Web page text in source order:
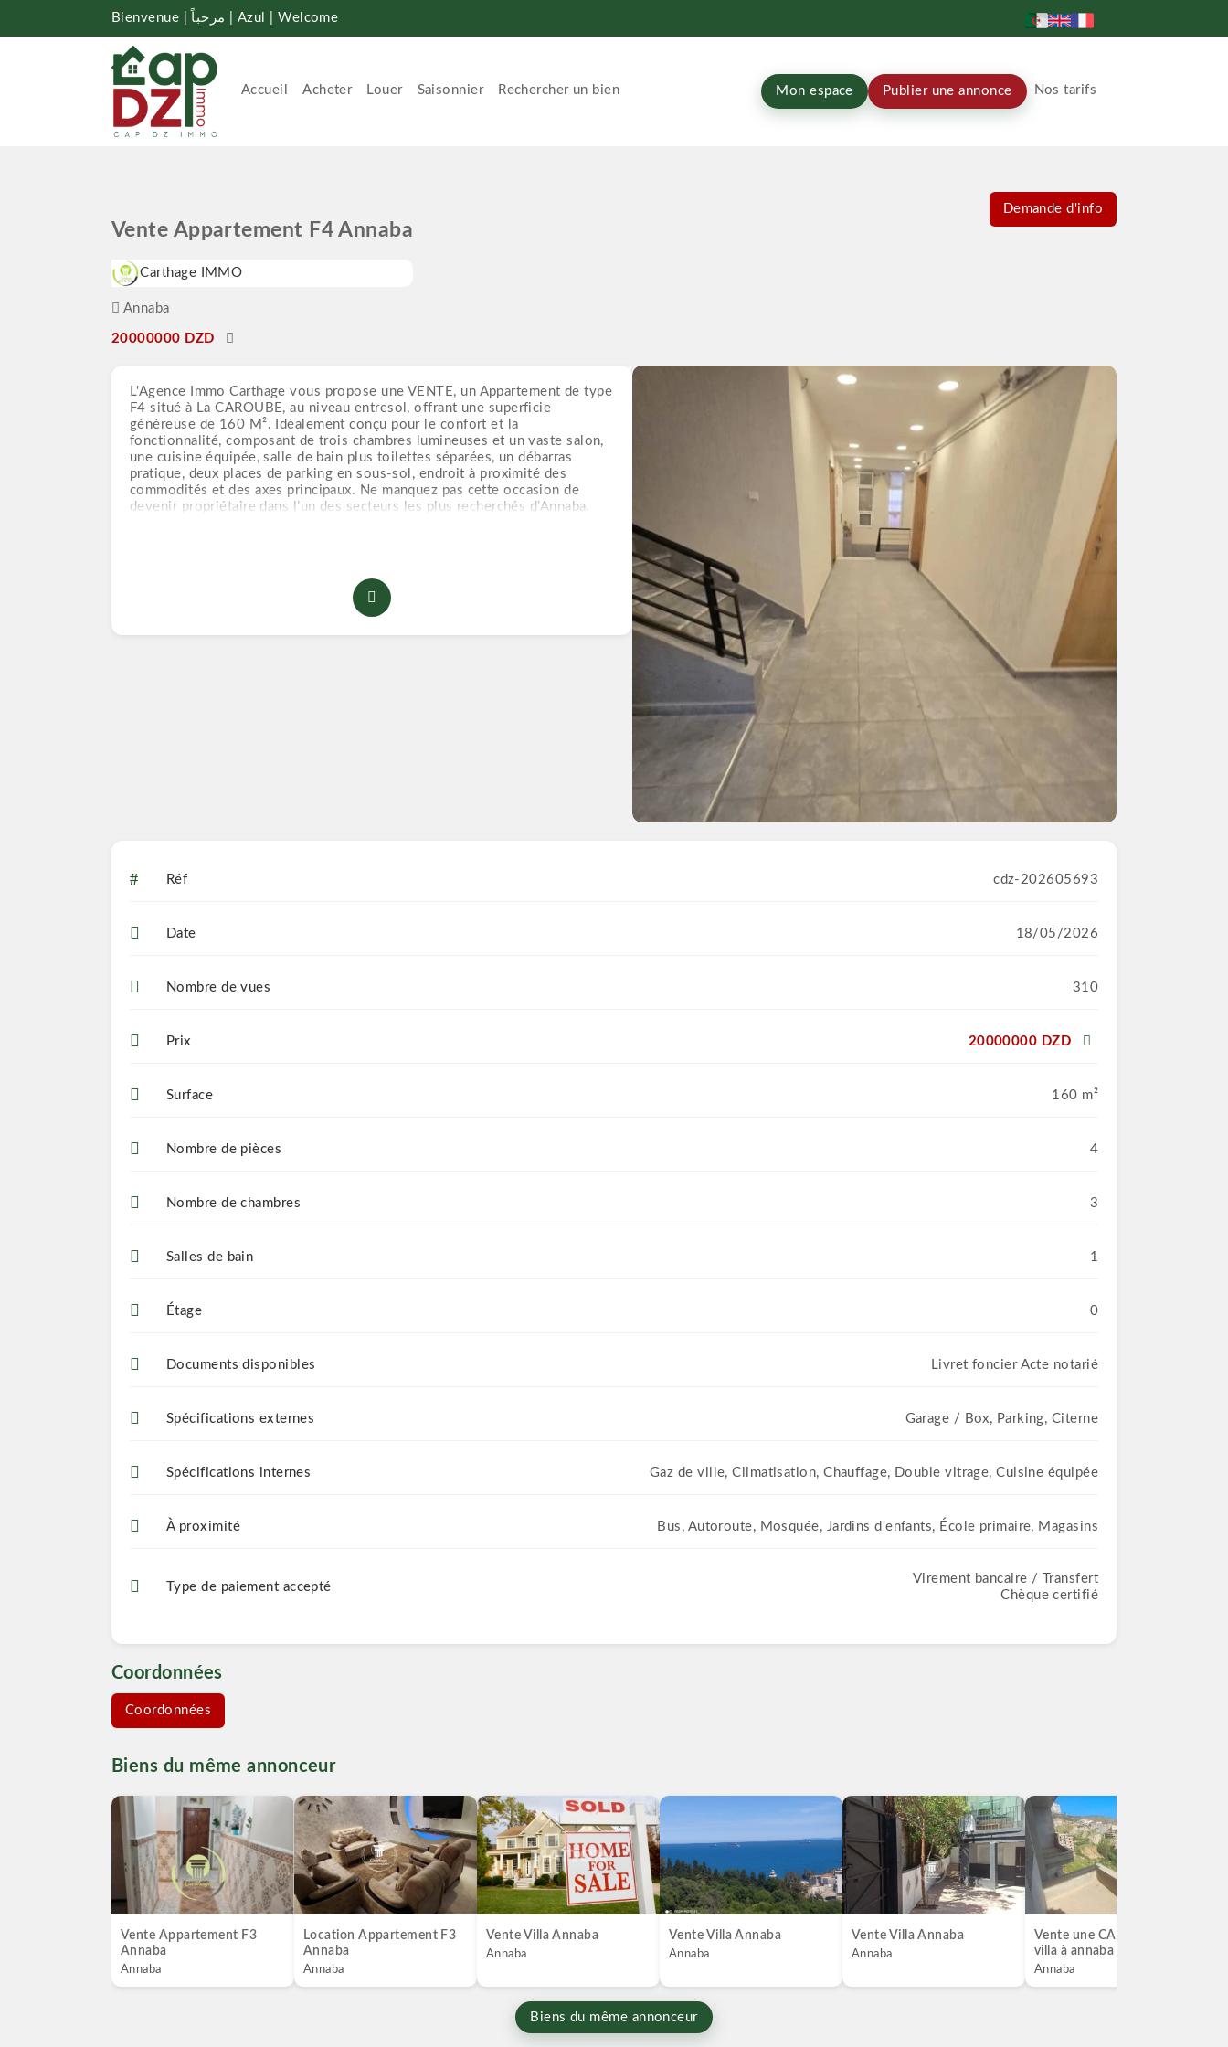
Bienvenue | مرحباً | Azul | Welcome
Accueil Acheter Louer Saisonnier Rechercher un bien Mon espace Publier une annonce Nos tarifs
Vente Appartement F4 Annaba
Carthage IMMO
Annaba
20000000 DZD
Demande d'info
L'Agence Immo Carthage vous propose une VENTE, un Appartement de type
F4 situé à La CAROUBE, au niveau entresol, offrant une superficie
généreuse de 160 M². Idéalement conçu pour le confort et la
fonctionnalité, composant de trois chambres lumineuses et un vaste salon,
une cuisine équipée, salle de bain plus toilettes séparées, un débarras
pratique, deux places de parking en sous-sol, endroit à proximité des
commodités et des axes principaux. Ne manquez pas cette occasion de
devenir propriétaire dans l’un des secteurs les plus recherchés d’Annaba.
Réf cdz-202605693
Date 18/05/2026
Nombre de vues 310
Prix 20000000 DZD
Surface 160 m²
Nombre de pièces 4
Nombre de chambres 3
Salles de bain 1
Étage 0
Documents disponibles Livret foncier Acte notarié
Spécifications externes Garage / Box, Parking, Citerne
Spécifications internes Gaz de ville, Climatisation, Chauffage, Double vitrage, Cuisine équipée
À proximité Bus, Autoroute, Mosquée, Jardins d'enfants, École primaire, Magasins
Type de paiement accepté
Virement bancaire / Transfert
Chèque certifié
Coordonnées
Coordonnées
Biens du même annonceur
Vente Appartement F3
Annaba
Annaba
Location Appartement F3
Annaba
Annaba
Vente Villa Annaba
Annaba
Vente Villa Annaba
Annaba
Vente Villa Annaba
Annaba
Vente une CARCASSE De
villa à annaba
Annaba
Biens du même annonceur